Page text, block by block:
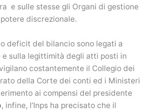
e sulle stesse gli Organi di gestione
discrezionale.
deficit del bilancio sono legati a
sulla legittimità degli atti posti in
costantemente il Collegio dei
della Corte dei conti ed i Ministeri
ai compensi del presidente
, infine, l’Inps ha precisato che il